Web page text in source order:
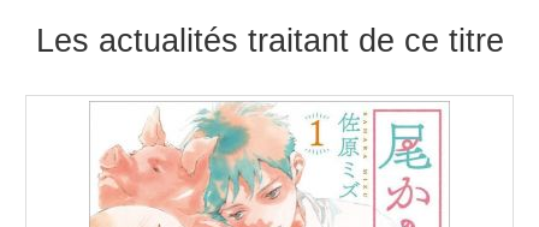
Les actualités traitant de ce titre